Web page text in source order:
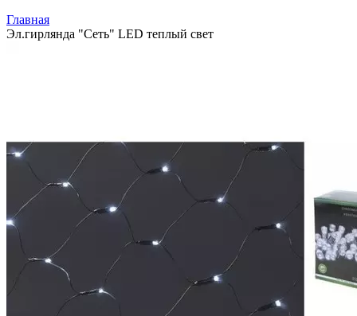
Главная
Эл.гирлянда "Сеть" LED теплый свет